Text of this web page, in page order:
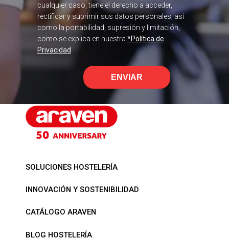
cualquier caso, tiene el derecho a acceder,
rectificar y suprimir sus datos personales, así
como la portabilidad, supresión y limitación,
como se explica en nuestra *Política de
Privacidad
ENVIAR
SOLUCIONES HOSTELERÍA
INNOVACIÓN Y SOSTENIBILIDAD
CATÁLOGO ARAVEN
BLOG HOSTELERÍA